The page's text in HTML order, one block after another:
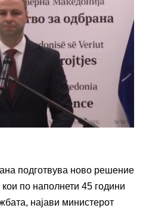
подготвува ново решение
кои по наполнети 45 години
најави министерот